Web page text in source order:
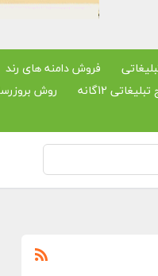
فروش دامنه های رند
12گانه روش